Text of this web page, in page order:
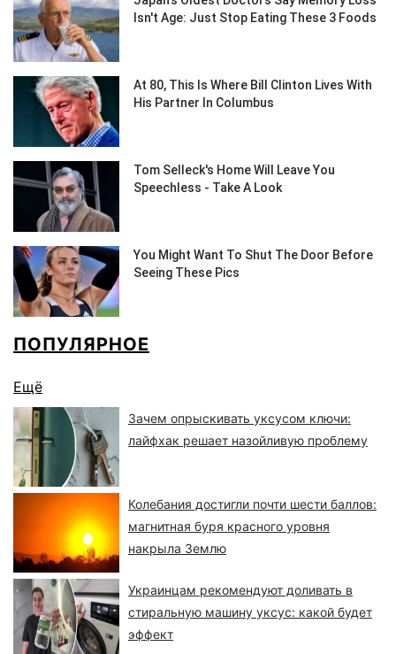
ПОПУЛЯРНОЕ
Ещё
Зачем опрыскивать уксусом ключи:
лайфхак решает назойливую проблему
Колебания достигли почти шести баллов:
магнитная буря красного уровня
накрыла Землю
Украинцам рекомендуют доливать в
стиральную машину уксус: какой будет
эффект